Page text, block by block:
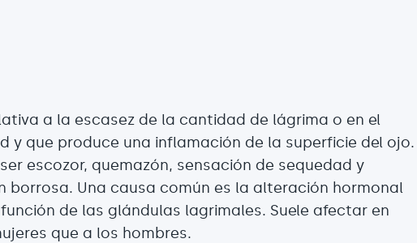
a la escasez de la cantidad de lágrima o en el
y que produce una inflamación de la superficie del ojo.
escozor, quemazón, sensación de sequedad y
borrosa. Una causa común es la alteración hormonal
de las glándulas lagrimales. Suele afectar en
que a los hombres.